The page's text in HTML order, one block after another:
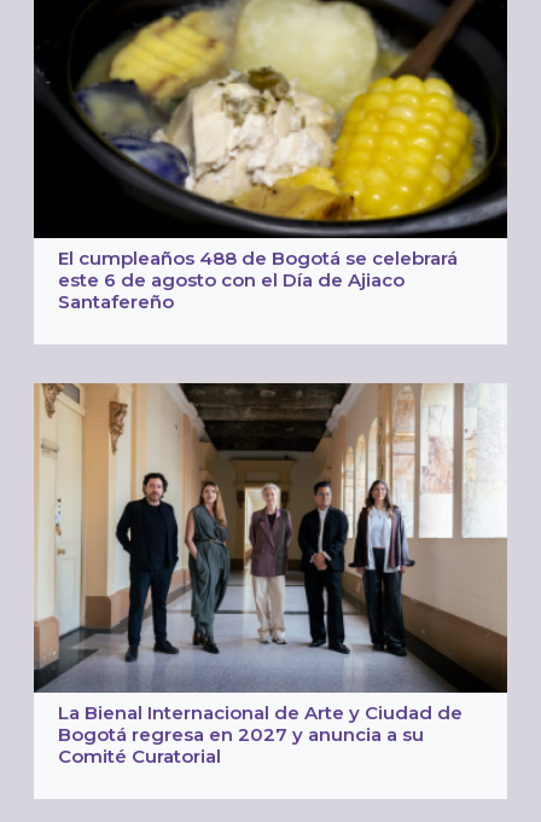
El cumpleaños 488 de Bogotá se celebrará
este 6 de agosto con el Día de Ajiaco
Santafereño
La Bienal Internacional de Arte y Ciudad de
Bogotá regresa en 2027 y anuncia a su
Comité Curatorial